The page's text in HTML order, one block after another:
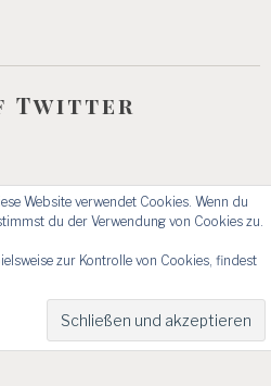
Twitter
Website verwendet Cookies. Wenn du
du der Verwendung von Cookies zu.
zur Kontrolle von Cookies, findest